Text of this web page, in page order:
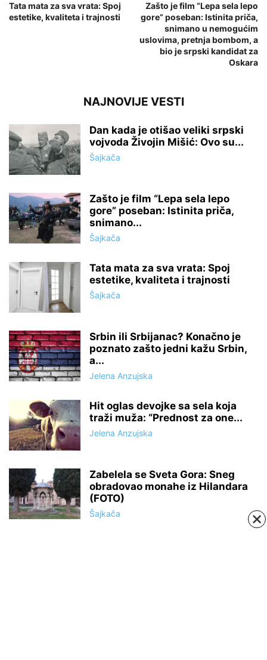
Tata mata za sva vrata: Spoj
estetike, kvaliteta i trajnosti
Zašto je film “Lepa sela lepo
gore” poseban: Istinita priča,
snimano u nemogućim
uslovima, pretnja bombom, a
bio je srpski kandidat za
Oskara
NAJNOVIJE VESTI
Dan kada je otišao veliki srpski
vojvoda Živojin Mišić: Ovo su...
Šajkača
Zašto je film “Lepa sela lepo
gore” poseban: Istinita priča,
snimano...
Šajkača
Tata mata za sva vrata: Spoj
estetike, kvaliteta i trajnosti
Šajkača
Srbin ili Srbijanac? Konačno je
poznato zašto jedni kažu Srbin,
a...
Jelena Anzujska
Hit oglas devojke sa sela koja
traži muža: “Prednost za one...
Jelena Anzujska
Zabelela se Sveta Gora: Sneg
obradovao monahe iz Hilandara
(FOTO)
Šajkača